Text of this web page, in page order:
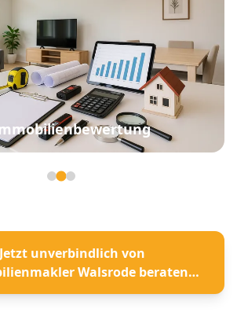
Jetzt unverbindlich von
Walsrode beraten
lassen